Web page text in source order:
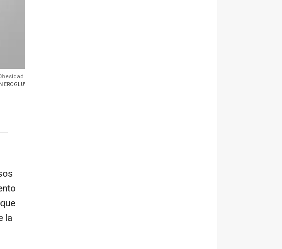
EROGLU'
la